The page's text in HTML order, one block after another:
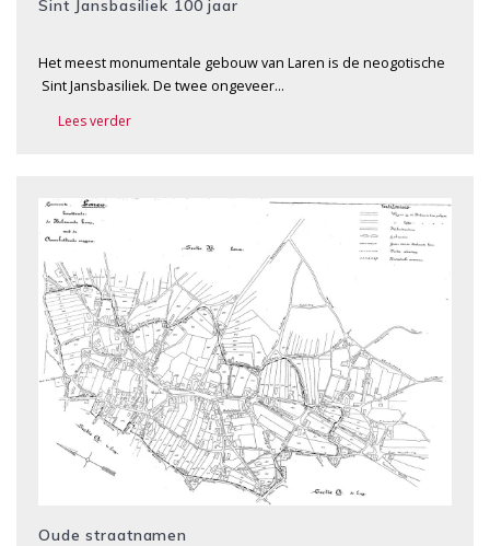
Sint Jansbasiliek 100 jaar
Het meest monumentale gebouw van Laren is de neogotische
­ Sint Jansbasiliek. De twee ongeveer…
Lees verder
Oude straatnamen